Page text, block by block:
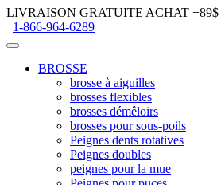
LIVRAISON GRATUITE ACHAT +89$
1-866-964-6289
BROSSE
brosse à aiguilles
brosses flexibles
brosses démêloirs
brosses pour sous-poils
Peignes dents rotatives
Peignes doubles
peignes pour la mue